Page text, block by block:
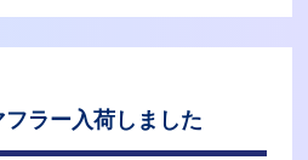
ラー入荷しました